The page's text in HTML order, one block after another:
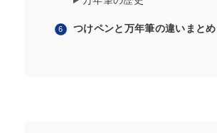
つけペンと万年筆の違いまとめ